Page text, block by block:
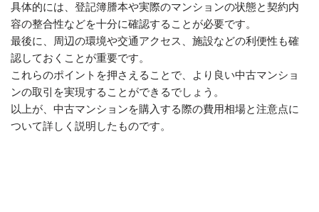
具体的には、登記簿謄本や実際のマンションの状態と契約内
容の整合性などを十分に確認することが必要です。
最後に、周辺の環境や交通アクセス、施設などの利便性も確
認しておくことが重要です。
これらのポイントを押さえることで、より良い中古マンショ
ンの取引を実現することができるでしょう。
以上が、中古マンションを購入する際の費用相場と注意点に
ついて詳しく説明したものです。